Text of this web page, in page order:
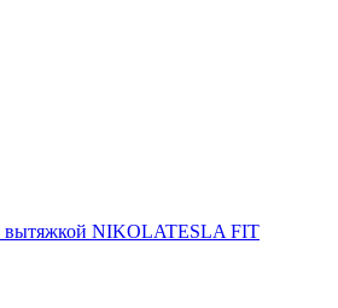
вытяжкой NIKOLATESLA FIT